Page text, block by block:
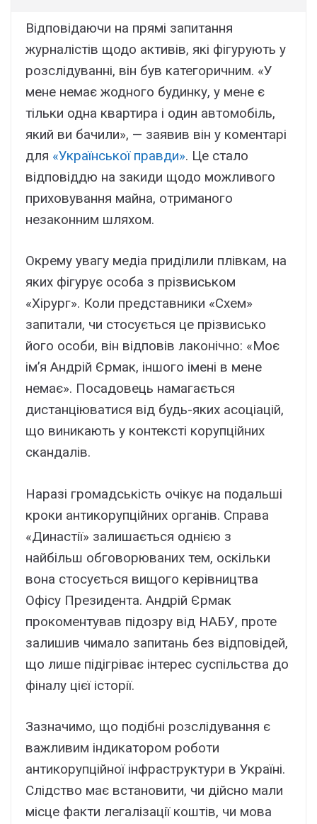
Відповідаючи на прямі запитання
журналістів щодо активів, які фігурують у
розслідуванні, він був категоричним. «У
мене немає жодного будинку, у мене є
тільки одна квартира і один автомобіль,
який ви бачили», — заявив він у коментарі
для «Української правди». Це стало
відповіддю на закиди щодо можливого
приховування майна, отриманого
незаконним шляхом.
Окрему увагу медіа приділили плівкам, на
яких фігурує особа з прізвиськом
«Хірург». Коли представники «Схем»
запитали, чи стосується це прізвисько
його особи, він відповів лаконічно: «Моє
ім’я Андрій Єрмак, іншого імені в мене
немає». Посадовець намагається
дистанціюватися від будь-яких асоціацій,
що виникають у контексті корупційних
скандалів.
Наразі громадськість очікує на подальші
кроки антикорупційних органів. Справа
«Династії» залишається однією з
найбільш обговорюваних тем, оскільки
вона стосується вищого керівництва
Офісу Президента. Андрій Єрмак
прокоментував підозру від НАБУ, проте
залишив чимало запитань без відповідей,
що лише підігріває інтерес суспільства до
фіналу цієї історії.
Зазначимо, що подібні розслідування є
важливим індикатором роботи
антикорупційної інфраструктури в Україні.
Слідство має встановити, чи дійсно мали
місце факти легалізації коштів, чи мова